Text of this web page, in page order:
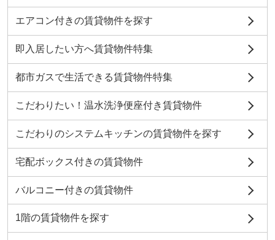
エアコン付きの賃貸物件を探す
即入居したい方へ賃貸物件特集
都市ガスで生活できる賃貸物件特集
こだわりたい！温水洗浄便座付き賃貸物件
こだわりのシステムキッチンの賃貸物件を探す
宅配ボックス付きの賃貸物件
バルコニー付きの賃貸物件
1階の賃貸物件を探す